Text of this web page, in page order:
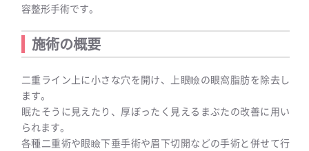
容整形手術です。
施術の概要
二重ライン上に小さな穴を開け、上眼瞼の眼窩脂肪を除去し
ます。
眠たそうに見えたり、厚ぼったく見えるまぶたの改善に用い
られます。
各種二重術や眼瞼下垂手術や眉下切開などの手術と併せて行